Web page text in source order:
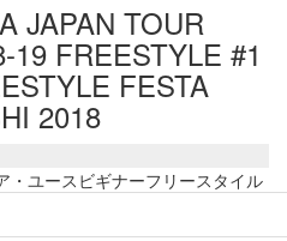
JAPAN TOUR
19 FREESTYLE #1
FESTA
2018
・ユース ビギナーフリースタイル